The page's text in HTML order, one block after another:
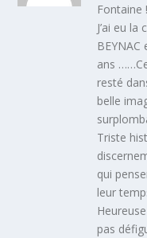
Fontaine !
J’ai eu
ans
resté
belle
Triste
qui
leur
pas